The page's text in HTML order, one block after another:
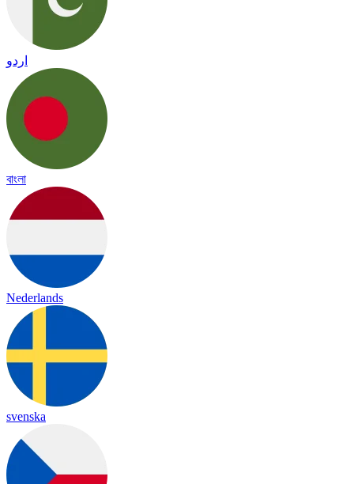
اردو
বাংলা
Nederlands
svenska